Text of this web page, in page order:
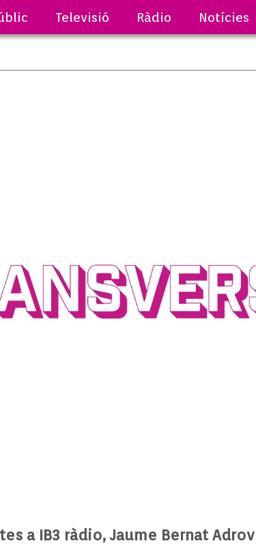
Televisió Ràdio Notícies
a IB3 ràdio, Jaume Bernat